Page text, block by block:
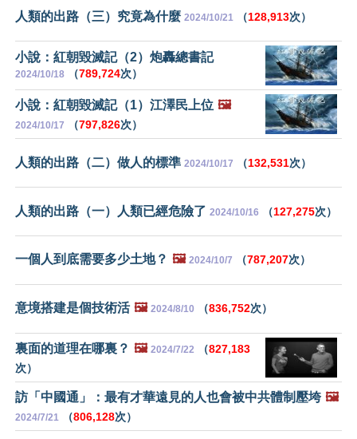
人類的出路（三）究竟為什麼 2024/10/21 （128,913次）
小說：紅朝毀滅記（2）炮轟總書記
2024/10/18 （789,724次）
小說：紅朝毀滅記（1）江澤民上位 🖼️
2024/10/17 （797,826次）
人類的出路（二）做人的標準 2024/10/17 （132,531次）
人類的出路（一）人類已經危險了 2024/10/16 （127,275次）
一個人到底需要多少土地？ 🖼️ 2024/10/7 （787,207次）
意境搭建是個技術活 🖼️ 2024/8/10 （836,752次）
裏面的道理在哪裏？ 🖼️ 2024/7/22 （827,183
次）
訪「中國通」：最有才華遠見的人也會被中共體制壓垮 🖼️
2024/7/21 （806,128次）